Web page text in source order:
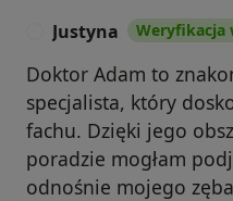
Justyna Weryfikacja
Doktor Adam to
specjalista, który
fachu. Dzięki jego
poradzie mogłam
odnośnie mojego